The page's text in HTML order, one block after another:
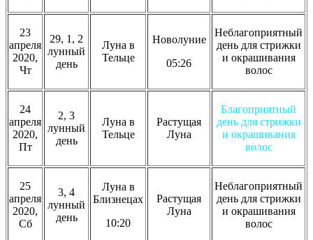
23
апреля
2020,
Чт
29, 1, 2
лунный
день
Луна в
Тельце
Новолуние
05:26
Неблагоприятный
день для стрижки
и окрашивания
волос
24
апреля
2020,
Пт
2, 3
лунный
день
Луна в
Тельце
Растущая
Луна
Благоприятный
день для стрижки
и окрашивания
волос
25
апреля
2020,
Сб
3, 4
лунный
день
Луна в
Близнецах
10:20
Растущая
Луна
Неблагоприятный
день для стрижки
и окрашивания
волос